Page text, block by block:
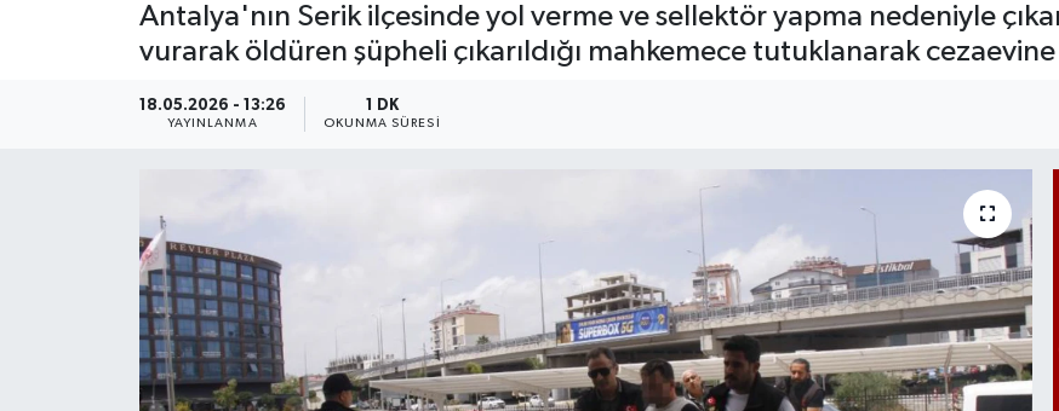
Antalya'nın Serik ilçesinde yol verme ve sellektör yapma nedeniyle
vurarak öldüren şüpheli çıkarıldığı mahkemece tutuklanarak
18.05.2026 - 13:26
YAYINLANMA
1 DK
OKUNMA SÜRESI